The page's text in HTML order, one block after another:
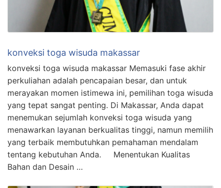
konveksi toga wisuda makassar
konveksi toga wisuda makassar Memasuki fase akhir
perkuliahan adalah pencapaian besar, dan untuk
merayakan momen istimewa ini, pemilihan toga wisuda
yang tepat sangat penting. Di Makassar, Anda dapat
menemukan sejumlah konveksi toga wisuda yang
menawarkan layanan berkualitas tinggi, namun memilih
yang terbaik membutuhkan pemahaman mendalam
tentang kebutuhan Anda. Menentukan Kualitas
Bahan dan Desain …